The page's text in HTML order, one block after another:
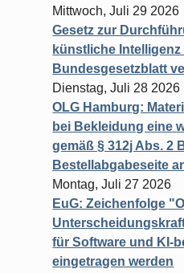
Mittwoch, Juli 29 2026
Gesetz zur
künstliche Intelligenz
Bundesgesetzblatt
Dienstag, Juli 28 2026
OLG Hamburg:
bei Bekleidung eine
gemäß § 312j Abs. 2
Bestellabgabeseite
Montag, Juli 27 2026
EuG: Zeichenfolge
für Software und KI-
eingetragen werden